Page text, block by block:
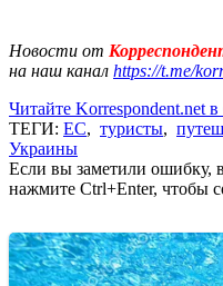
Новости от
на наш канал https://t.me/
Читайте Korrespondent.net
ТЕГИ: ЕС, туристы,
Украины
Если вы заметили ошибку,
нажмите Ctrl+Enter, чтобы